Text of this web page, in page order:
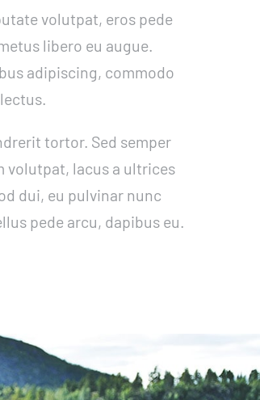
volutpat, eros pede
libero eu augue.
adipiscing, commodo
tortor. Sed semper
volutpat, lacus a ultrices
dui, eu pulvinar nunc
pede arcu, dapibus eu.